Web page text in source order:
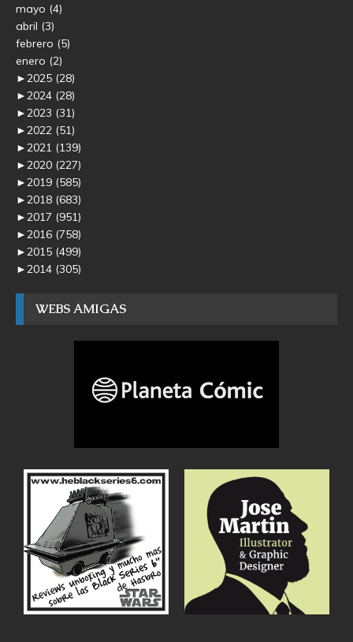
mayo (4)
abril (3)
febrero (5)
enero (2)
►2025 (28)
►2024 (28)
►2023 (31)
►2022 (51)
►2021 (139)
►2020 (227)
►2019 (585)
►2018 (683)
►2017 (951)
►2016 (758)
►2015 (499)
►2014 (305)
WEBS AMIGAS